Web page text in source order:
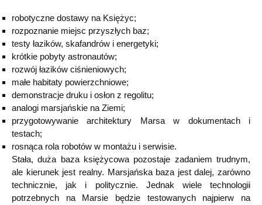
robotyczne dostawy na Księżyc;
rozpoznanie miejsc przyszłych baz;
testy łazików, skafandrów i energetyki;
krótkie pobyty astronautów;
rozwój łazików ciśnieniowych;
małe habitaty powierzchniowe;
demonstracje druku i osłon z regolitu;
analogi marsjańskie na Ziemi;
przygotowywanie architektury Marsa w dokumentach i
testach;
rosnąca rola robotów w montażu i serwisie.
Stała, duża baza księżycowa pozostaje zadaniem trudnym,
ale kierunek jest realny. Marsjańska baza jest dalej, zarówno
technicznie, jak i politycznie. Jednak wiele technologii
potrzebnych na Marsie będzie testowanych najpierw na